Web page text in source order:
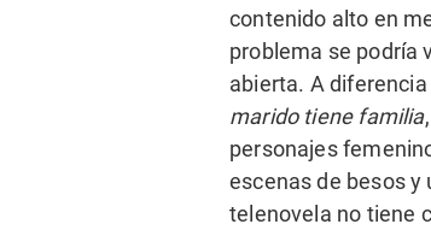
contenido alto en
problema se podría
abierta. A
marido tiene familia
personajes
escenas de besos y
telenovela no tiene